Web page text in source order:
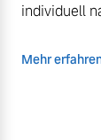
individuell
Mehr